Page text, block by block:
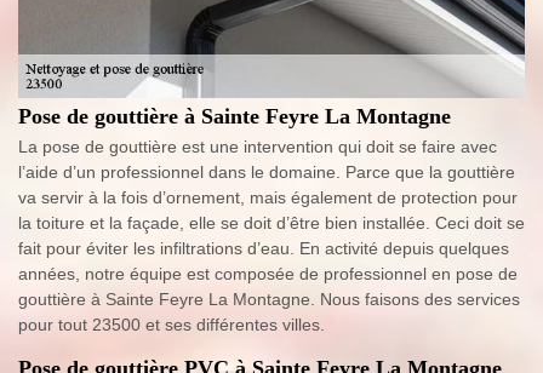
Pose de gouttière à Sainte Feyre La Montagne
La pose de gouttière est une intervention qui doit se faire avec
l’aide d’un professionnel dans le domaine. Parce que la gouttière
va servir à la fois d’ornement, mais également de protection pour
la toiture et la façade, elle se doit d’être bien installée. Ceci doit se
fait pour éviter les infiltrations d’eau. En activité depuis quelques
années, notre équipe est composée de professionnel en pose de
gouttière à Sainte Feyre La Montagne. Nous faisons des services
pour tout 23500 et ses différentes villes.
Pose de gouttière PVC à Sainte Feyre La Montagne